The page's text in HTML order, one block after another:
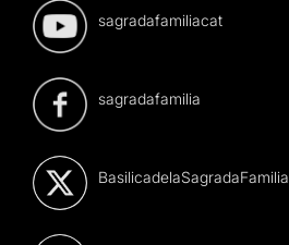
sagradafamiliacat
sagradafamilia
BasilicadelaSagradaFamilia